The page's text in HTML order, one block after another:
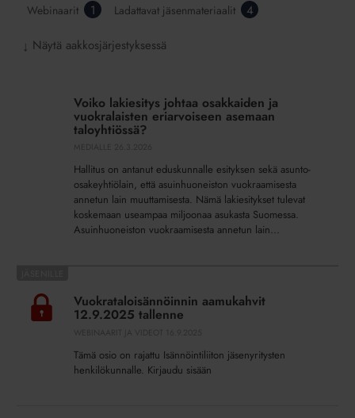
Webinaarit 1 Ladattavat jäsenmateriaalit 4
↓ Näytä aakkosjärjestyksessä
vuokralaisten
taloyhtiössä?
Voiko lakiesitys johtaa osakkaiden ja
vuokralaisten eriarvoiseen asemaan
taloyhtiössä?
Hallitus on antanut eduskunnalle esityksen sekä asunto-
osakeyhtiölain, että asuinhuoneiston vuokraamisesta
annetun lain muuttamisesta. Nämä lakiesitykset tulevat
koskemaan useampaa miljoonaa asukasta Suomessa.
Asuinhuoneiston vuokraamisesta annetun lain...
aamukahvit
12.9.2025
Vuokrataloisännöinnin aamukahvit
12.9.2025 tallenne
Tämä osio on rajattu Isännöintiliiton jäsenyritysten
henkilökunnalle. Kirjaudu sisään